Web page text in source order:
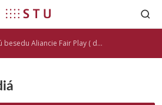
Aliancie Fair Play ( dňa 9. apríla 2013)